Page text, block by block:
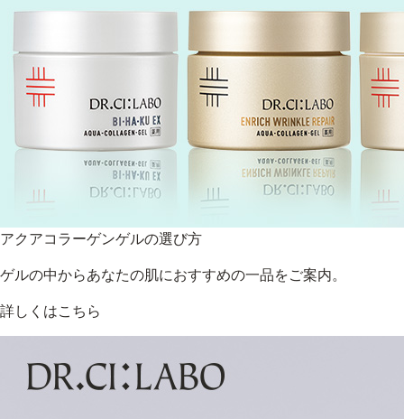
アクアコラーゲンゲルの選び方
ゲルの中からあなたの肌におすすめの一品をご案内。
詳しくはこちら